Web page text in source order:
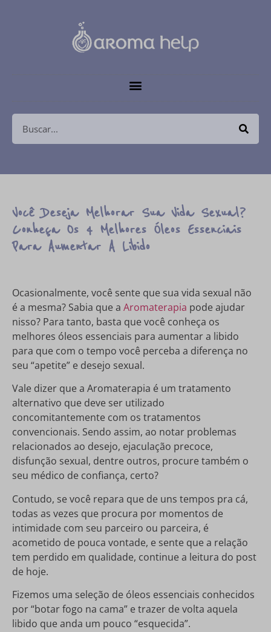
Você Deseja Melhorar Sua Vida Sexual?
Conheça Os 4 Melhores Óleos Essenciais
Para Aumentar A Libido
Ocasionalmente, você sente que sua vida sexual não
é a mesma? Sabia que a Aromaterapia pode ajudar
nisso? Para tanto, basta que você conheça os
melhores óleos essenciais para aumentar a libido
para que com o tempo você perceba a diferença no
seu “apetite” e desejo sexual.
Vale dizer que a Aromaterapia é um tratamento
alternativo que deve ser utilizado
concomitantemente com os tratamentos
convencionais. Sendo assim, ao notar problemas
relacionados ao desejo, ejaculação precoce,
disfunção sexual, dentre outros, procure também o
seu médico de confiança, certo?
Contudo, se você repara que de uns tempos pra cá,
todas as vezes que procura por momentos de
intimidade com seu parceiro ou parceira, é
acometido de pouca vontade, e sente que a relação
tem perdido em qualidade, continue a leitura do post
de hoje.
Fizemos uma seleção de óleos essenciais conhecidos
por “botar fogo na cama” e trazer de volta aquela
libido que anda um pouco “esquecida”.